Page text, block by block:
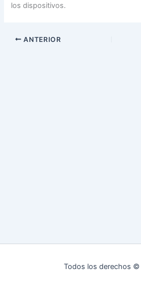
los dispositivos.
ANTERIOR
Todos los derechos ©